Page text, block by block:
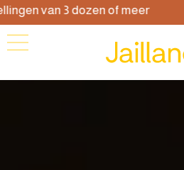
van 3 dozen of meer